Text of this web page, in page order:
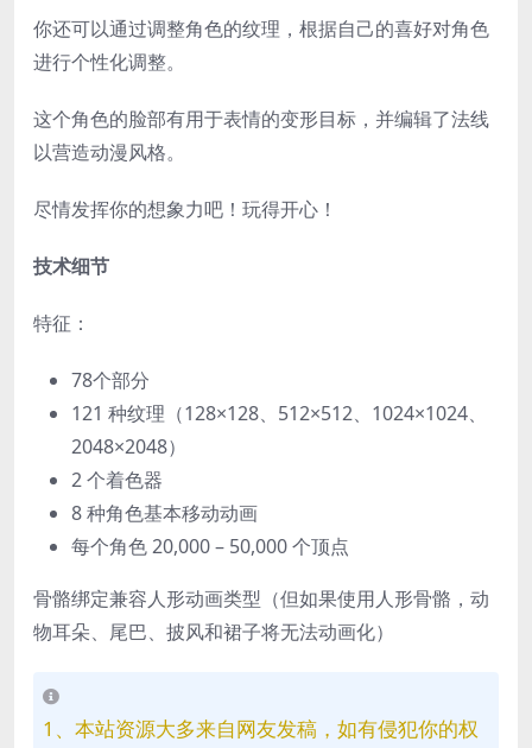
你还可以通过调整角色的纹理，根据自己的喜好对角色
进行个性化调整。
这个角色的脸部有用于表情的变形目标，并编辑了法线
以营造动漫风格。
尽情发挥你的想象力吧！玩得开心！
技术细节
特征：
78个部分
121 种纹理（128×128、512×512、1024×1024、
2048×2048）
2 个着色器
8 种角色基本移动动画
每个角色 20,000 – 50,000 个顶点
骨骼绑定兼容人形动画类型（但如果使用人形骨骼，动
物耳朵、尾巴、披风和裙子将无法动画化）
1、本站资源大多来自网友发稿，如有侵犯你的权